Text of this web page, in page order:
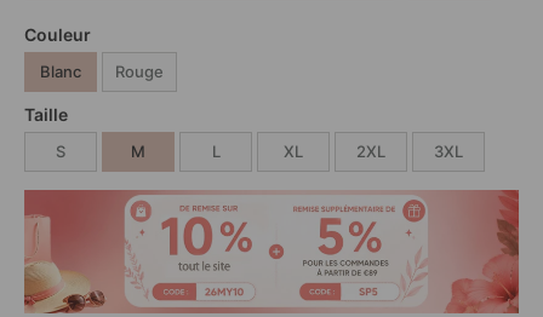
Couleur
Blanc Rouge
Taille
S M L XL 2XL 3XL